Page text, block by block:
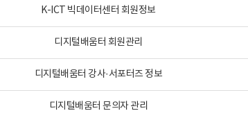
K-ICT 빅데이터센터 회원정보
디지털배움터 회원관리
디지털배움터 강사·서포터즈 정보
디지털배움터 문의자 관리